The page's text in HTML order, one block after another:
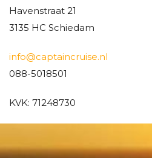
Havenstraat 21
3135 HC Schiedam
info@captaincruise.nl
088-5018501
KVK: 71248730